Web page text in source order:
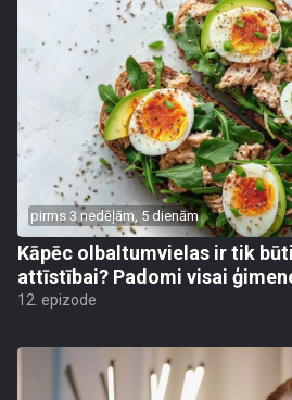
pirms 3 nedēļām, 5 dienām
Kāpēc olbaltumvielas ir tik
attīstībai? Padomi visai
12. epizode